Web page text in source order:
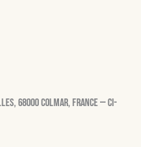
68000 Colmar, France — ci-